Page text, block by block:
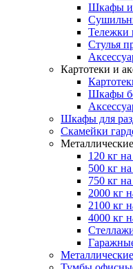
Шкафы
Тележки
Стулья
Картотеки и
Шкафы
Шкафы для
Скамейки
120 кг
500 кг
750 кг
2000 кг
2100 кг
4000 кг